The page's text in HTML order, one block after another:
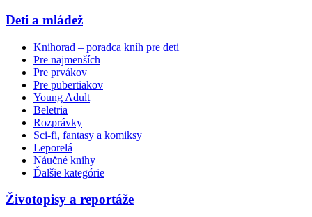
Deti a mládež
Knihorad – poradca kníh pre deti
Pre najmenších
Pre prvákov
Pre pubertiakov
Young Adult
Beletria
Rozprávky
Sci-fi, fantasy a komiksy
Leporelá
Náučné knihy
Ďalšie kategórie
Životopisy a reportáže